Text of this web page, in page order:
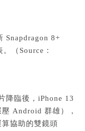
Snapdragon 8+
（Source：
降臨後，iPhone 13
Android 群雄），
協助的雙鏡頭